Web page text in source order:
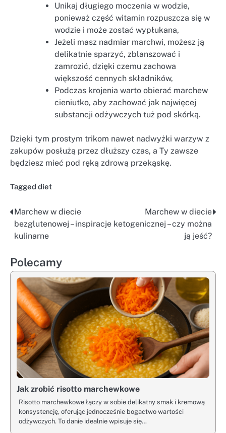
Unikaj długiego moczenia w wodzie,
ponieważ część witamin rozpuszcza się w
wodzie i może zostać wypłukana,
Jeżeli masz nadmiar marchwi, możesz ją
delikatnie sparzyć, zblanszować i
zamrozić, dzięki czemu zachowa
większość cennych składników,
Podczas krojenia warto obierać marchew
cieniutko, aby zachować jak najwięcej
substancji odżywczych tuż pod skórką.
Dzięki tym prostym trikom nawet nadwyżki warzyw z
zakupów posłużą przez dłuższy czas, a Ty zawsze
będziesz mieć pod ręką zdrową przekąskę.
Tagged diet
Nawigacja
wpisu
Marchew w diecie
bezglutenowej – inspiracje
kulinarne
Marchew w diecie
ketogenicznej – czy można
ją jeść?
Polecamy
Jak zrobić risotto marchewkowe
Risotto marchewkowe łączy w sobie delikatny smak i kremową
konsystencję, oferując jednocześnie bogactwo wartości
odżywczych. To danie idealnie wpisuje się…